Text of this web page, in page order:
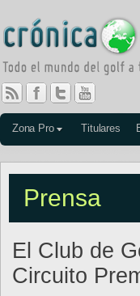
Zona Pro Titulares
Prensa
El Club de
Circuito